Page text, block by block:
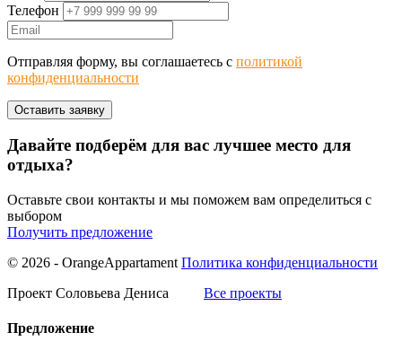
Телефон
Отправляя форму, вы соглашаетесь с политикой
конфиденциальности
Давайте подберём для вас лучшее место для
отдыха?
Оставьте свои контакты и мы поможем вам определиться с
выбором
Получить предложение
© 2026 - OrangeAppartament Политика конфиденциальности
Проект Соловьева Дениса
Все проекты
Предложение